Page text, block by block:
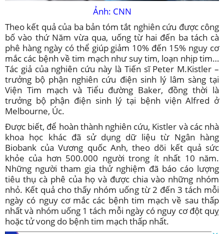
Ảnh: CNN
Theo kết quả của ba bản tóm tắt nghiên cứu được công
bố vào thứ Năm vừa qua, uống từ hai đến ba tách cà
phê hàng ngày có thể giúp giảm 10% đến 15% nguy cơ
mắc các bệnh về tim mạch như suy tim, loạn nhịp tim…
Tác giả của nghiên cứu này là Tiến sĩ Peter M.Kistler –
trưởng bộ phận nghiên cứu điện sinh lý lâm sàng tại
Viện Tim mạch và Tiểu đường Baker, đồng thời là
trưởng bộ phận điện sinh lý tại bệnh viện Alfred ở
Melbourne, Úc.
Được biết, để hoàn thành nghiên cứu, Kistler và các nhà
khoa học khác đã sử dụng dữ liệu từ Ngân hàng
Biobank của Vương quốc Anh, theo dõi kết quả sức
khỏe của hơn 500.000 người trong ít nhất 10 năm.
Những người tham gia thử nghiệm đã báo cáo lượng
tiêu thụ cà phê của họ và được chia vào những nhóm
nhỏ. Kết quả cho thấy nhóm uống từ 2 đến 3 tách mỗi
ngày có nguy cơ mắc các bệnh tim mạch về sau thấp
nhất và nhóm uống 1 tách mỗi ngày có nguy cơ đột quỵ
hoặc tử vong do bệnh tim mạch thấp nhất.